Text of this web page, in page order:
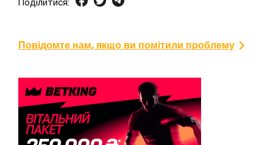
Поділитися:
Повідомте нам, якщо ви помітили проблему